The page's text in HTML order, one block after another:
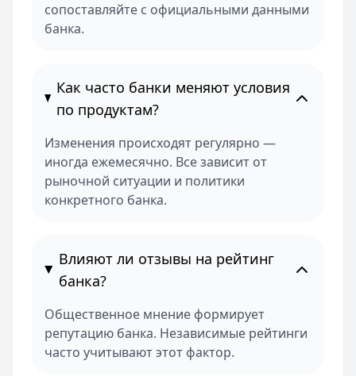
сопоставляйте с официальными данными
банка.
Как часто банки меняют условия
по продуктам?
Изменения происходят регулярно —
иногда ежемесячно. Все зависит от
рыночной ситуации и политики
конкретного банка.
Влияют ли отзывы на рейтинг
банка?
Общественное мнение формирует
репутацию банка. Независимые рейтинги
часто учитывают этот фактор.